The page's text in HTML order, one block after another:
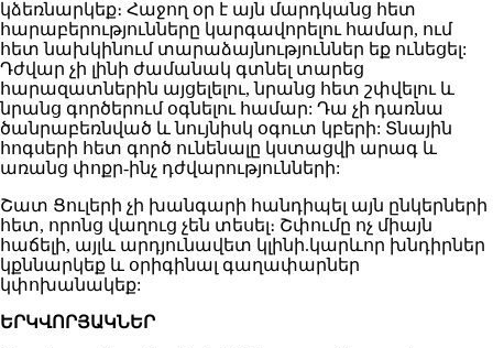
կձեռնարկեք։ Հաջող օր է այն մարդկանց հետ
հարաբերությունները կարգավորելու համար, ում
հետ նախկինում տարաձայնություններ եք ունեցել:
Դժվար չի լինի ժամանակ գտնել տարեց
հարազատներին այցելելու, նրանց հետ շփվելու և
նրանց գործերում օգնելու համար: Դա չի դառնա
ծանրաբեռնված և նույնիսկ օգուտ կբերի: Տնային
հոգսերի հետ գործ ունենալը կստացվի արագ և
առանց փոքր-ինչ դժվարությունների:
Շատ Ցուլերի չի խանգարի հանդիպել այն ընկերների
հետ, որոնց վաղուց չեն տեսել։ Շփումը ոչ միայն
հաճելի, այլև արդյունավետ կլինի.կարևոր խնդիրներ
կքննարկեք և օրիգինալ գաղափարներ
կփոխանակեք:
ԵՐԿՎՈՐՅԱԿՆԵՐ